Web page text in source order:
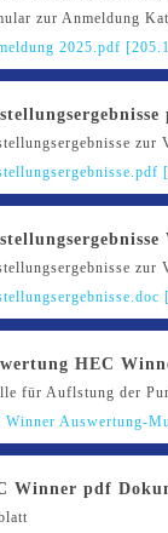
zur Anmeldung
2025.pdf
zur
zur
HEC
für Auflstung der
Winner Auswertung-
Winner pdf